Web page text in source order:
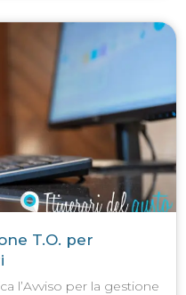
T.O. per
l’Avviso per la gestione